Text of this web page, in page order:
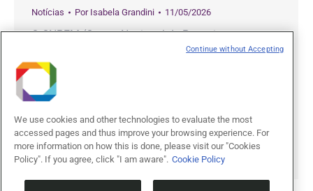
Notícias Por Isabela Grandini 11/05/2026
O CNPEM (Centro Nacional de Pesquisa em
Energia e Materiais) divulga a lista dos 24
candidatos aprovados para atuar como tutores do
novo curso de formação continuada a distância
(EaD) voltado a professores do Ensino Médio da
rede pública da Paraíba. Os selecionados irão
atuar nas categorias graduação e pós-graduação,
apoiando a formação em Inteligência…
We use cookies and other technologies to evaluate the most
accessed pages and thus improve your browsing experience. For
more information on how this is done, please visit our "Cookies
Policy". If you agree, click "I am aware". Cookie Policy
Continue without Accepting